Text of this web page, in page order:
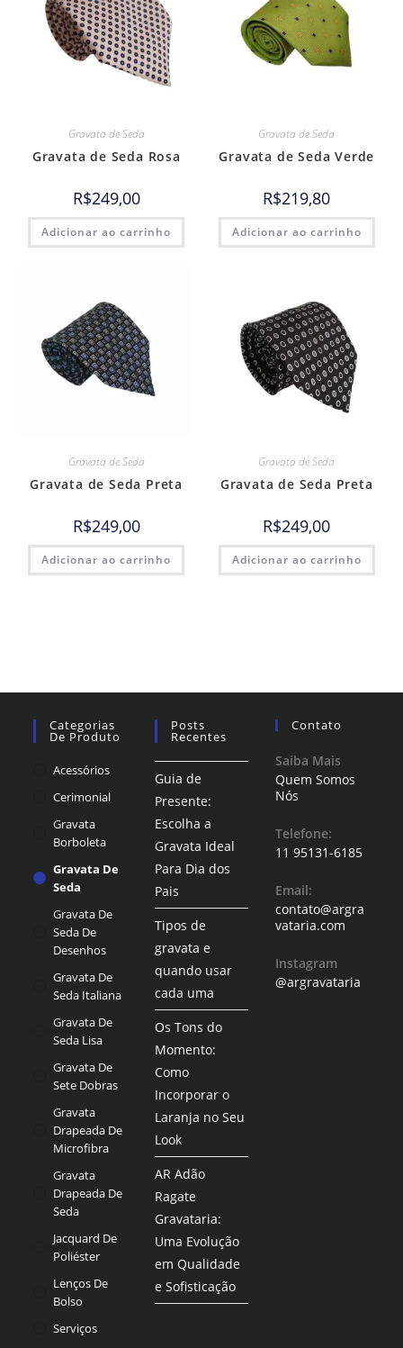
Gravata de Seda
Gravata de Seda Rosa
R$249,00
Adicionar ao carrinho
Gravata de Seda
Gravata de Seda Verde
R$219,80
Adicionar ao carrinho
Gravata de Seda
Gravata de Seda Preta
R$249,00
Adicionar ao carrinho
Gravata de Seda
Gravata de Seda Preta
R$249,00
Adicionar ao carrinho
Categorias
De Produto
Acessórios
Cerimonial
Gravata
Borboleta
Gravata De
Seda
Gravata De
Seda De
Desenhos
Gravata De
Seda Italiana
Gravata De
Seda Lisa
Gravata De
Sete Dobras
Gravata
Drapeada De
Microfibra
Gravata
Drapeada De
Seda
Jacquard De
Poliéster
Lenços De
Bolso
Serviços
Posts
Recentes
Guia de
Presente:
Escolha a
Gravata Ideal
Para Dia dos
Pais
Tipos de
gravata e
quando usar
cada uma
Os Tons do
Momento:
Como
Incorporar o
Laranja no Seu
Look
AR Adão
Ragate
Gravataria:
Uma Evolução
em Qualidade
e Sofisticação
Contato
Saiba Mais
Quem Somos
Nós
Telefone:
11 95131-6185
Email:
contato@argra
vataria.com
Instagram
@argravataria